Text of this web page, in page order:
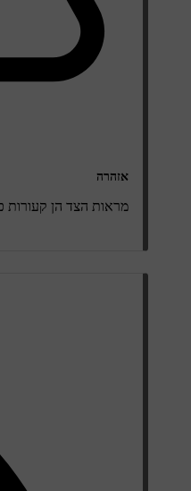
אזהרה
מראות הצד הן קעורות